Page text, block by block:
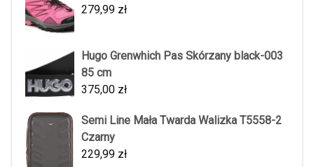
279,99 zł
Hugo Grenwhich Pas Skórzany black-003
85 cm
375,00 zł
Semi Line Mała Twarda Walizka T5558-2
Czarny
229,99 zł